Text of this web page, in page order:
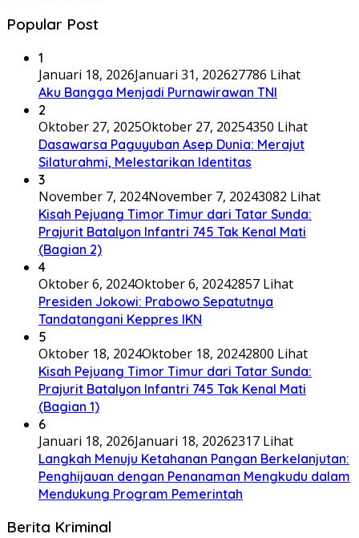
Popular Post
1
Januari 18, 2026Januari 31, 202627786 Lihat
Aku Bangga Menjadi Purnawirawan TNI
2
Oktober 27, 2025Oktober 27, 20254350 Lihat
Dasawarsa Paguyuban Asep Dunia: Merajut
Silaturahmi, Melestarikan Identitas
3
November 7, 2024November 7, 20243082 Lihat
Kisah Pejuang Timor Timur dari Tatar Sunda:
Prajurit Batalyon Infantri 745 Tak Kenal Mati
(Bagian 2)
4
Oktober 6, 2024Oktober 6, 20242857 Lihat
Presiden Jokowi: Prabowo Sepatutnya
Tandatangani Keppres IKN
5
Oktober 18, 2024Oktober 18, 20242800 Lihat
Kisah Pejuang Timor Timur dari Tatar Sunda:
Prajurit Batalyon Infantri 745 Tak Kenal Mati
(Bagian 1)
6
Januari 18, 2026Januari 18, 20262317 Lihat
Langkah Menuju Ketahanan Pangan Berkelanjutan:
Penghijauan dengan Penanaman Mengkudu dalam
Mendukung Program Pemerintah
Berita Kriminal